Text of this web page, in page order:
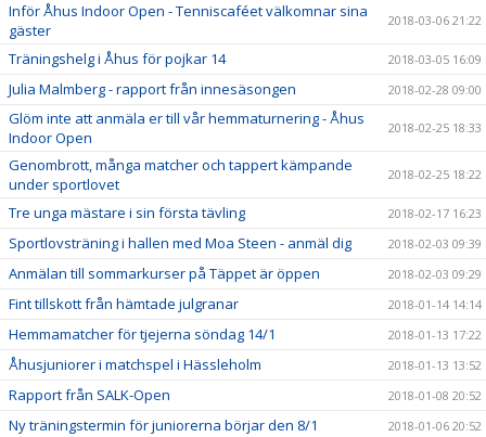
Inför Åhus Indoor Open - Tenniscaféet välkomnar sina
gäster
2018-03-06 21:22
Träningshelg i Åhus för pojkar 14 2018-03-05 16:09
Julia Malmberg - rapport från innesäsongen 2018-02-28 09:00
Glöm inte att anmäla er till vår hemmaturnering - Åhus
Indoor Open
2018-02-25 18:33
Genombrott, många matcher och tappert kämpande
under sportlovet
2018-02-25 18:22
Tre unga mästare i sin första tävling 2018-02-17 16:23
Sportlovsträning i hallen med Moa Steen - anmäl dig 2018-02-03 09:39
Anmälan till sommarkurser på Täppet är öppen 2018-02-03 09:29
Fint tillskott från hämtade julgranar 2018-01-14 14:14
Hemmamatcher för tjejerna söndag 14/1 2018-01-13 17:22
Åhusjuniorer i matchspel i Hässleholm 2018-01-13 13:52
Rapport från SALK-Open 2018-01-08 20:52
Ny träningstermin för juniorerna börjar den 8/1 2018-01-06 20:52